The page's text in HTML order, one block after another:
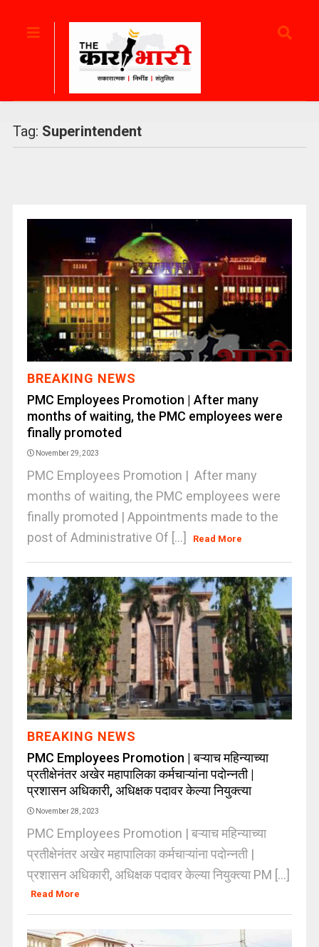
Tag: Superintendent
BREAKING NEWS
PMC Employees Promotion | After many
months of waiting, the PMC employees were
finally promoted
November 29, 2023
PMC Employees Promotion | After many
months of waiting, the PMC employees were
finally promoted | Appointments made to the
post of Administrative Of [...]
Read More
BREAKING NEWS
PMC Employees Promotion | बऱ्याच महिन्याच्या
प्रतीक्षेनंतर अखेर महापालिका कर्मचाऱ्यांना पदोन्नती |
प्रशासन अधिकारी, अधिक्षक पदावर केल्या नियुक्त्या
November 28, 2023
PMC Employees Promotion | बऱ्याच महिन्याच्या
प्रतीक्षेनंतर अखेर महापालिका कर्मचाऱ्यांना पदोन्नती |
प्रशासन अधिकारी, अधिक्षक पदावर केल्या नियुक्त्या PM [...]
Read More